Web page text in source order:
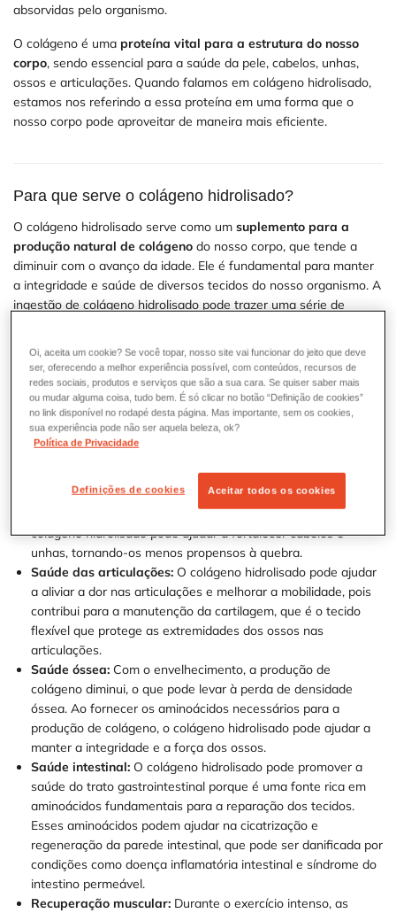
absorvidas pelo organismo.
O colágeno é uma proteína vital para a estrutura do nosso
corpo, sendo essencial para a saúde da pele, cabelos, unhas,
ossos e articulações. Quando falamos em colágeno hidrolisado,
estamos nos referindo a essa proteína em uma forma que o
nosso corpo pode aproveitar de maneira mais eficiente.
Para que serve o colágeno hidrolisado?
O colágeno hidrolisado serve como um suplemento para a
produção natural de colágeno do nosso corpo, que tende a
diminuir com o avanço da idade. Ele é fundamental para manter
a integridade e saúde de diversos tecidos do nosso organismo. A
ingestão de colágeno hidrolisado pode trazer uma série de
articulações. Essas são algumas das principais funcionalidades
do colágeno hidrolisado:
Saúde da pele:O colágeno hidrolisado contribui para a saúde
da pele ao fornecer aminoácidos essenciais que ajudam na
formação de novas fibras de colágeno no tecido cutâneo.
Fortalecimento de cabelos e unhas: Ao fornecer proteínas
essenciais, primordiais para a produção dequeratina, o
colágeno hidrolisado pode ajudar a fortalecer cabelos e
unhas, tornando-os menos propensos à quebra.
Saúde das articulações: O colágeno hidrolisado pode ajudar
a aliviar a dor nas articulações e melhorar a mobilidade, pois
contribui para a manutenção da cartilagem, que é o tecido
flexível que protege as extremidades dos ossos nas
articulações.
Saúde óssea: Com o envelhecimento, a produção de
colágeno diminui, o que pode levar à perda de densidade
óssea. Ao fornecer os aminoácidos necessários para a
produção de colágeno, o colágeno hidrolisado pode ajudar a
manter a integridade e a força dos ossos.
Saúde intestinal: O colágeno hidrolisado pode promover a
saúde do trato gastrointestinal porque é uma fonte rica em
aminoácidos fundamentais para a reparação dos tecidos.
Esses aminoácidos podem ajudar na cicatrização e
regeneração da parede intestinal, que pode ser danificada por
condições como doença inflamatória intestinal e síndrome do
intestino permeável.
Recuperação muscular: Durante o exercício intenso, as
Oi, aceita um cookie? Se você topar, nosso site vai funcionar do jeito que deve
ser, oferecendo a melhor experiência possível, com conteúdos, recursos de
redes sociais, produtos e serviços que são a sua cara. Se quiser saber mais
ou mudar alguma coisa, tudo bem. É só clicar no botão “Definição de cookies”
no link disponível no rodapé desta página. Mas importante, sem os cookies,
sua experiência pode não ser aquela beleza, ok?
Política de Privacidade
Definições de cookies Aceitar todos os cookies